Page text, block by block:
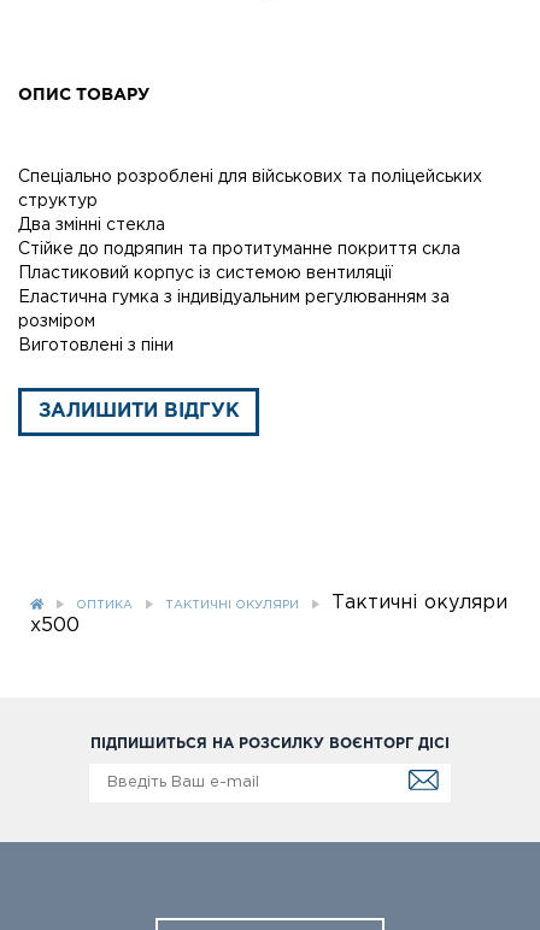
ОПИС ТОВАРУ
Спеціально розроблені для військових та поліцейських
структур
Два змінні стекла
Стійке до подряпин та протитуманне покриття скла
Пластиковий корпус із системою вентиляції
Еластична гумка з індивідуальним регулюванням за
розміром
Виготовлені з піни
ЗАЛИШИТИ ВІДГУК
ОПТИКА ТАКТИЧНІ ОКУЛЯРИ
Тактичні окуляри
x500
ПІДПИШИТЬСЯ НА РОЗСИЛКУ ВОЄНТОРГ ДІСІ